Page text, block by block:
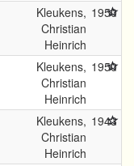
Kleukens,
Christian
Heinrich
1950
Kleukens,
Christian
Heinrich
1950
Kleukens,
Christian
Heinrich
1943